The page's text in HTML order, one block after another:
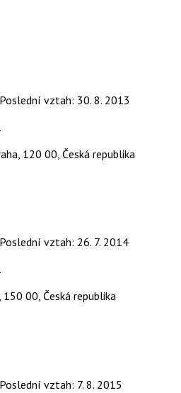
vztah: 30. 8. 2013
120 00, Česká republika
vztah: 26. 7. 2014
00, Česká republika
vztah: 7. 8. 2015